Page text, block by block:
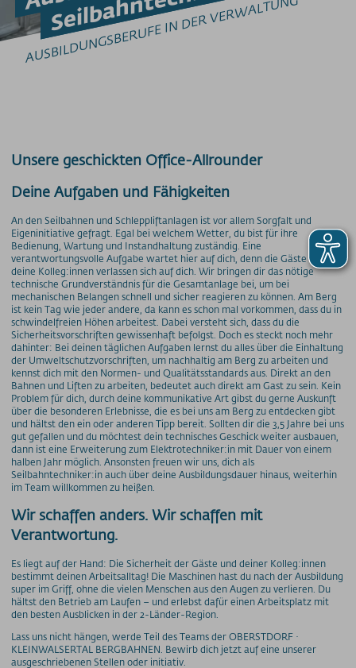
Bergbahn Unlimited
Downloads
Feedback
Videos
Wetter
WLAN
PREISINFORMATIONEN
Preise - Nebelhornbahn
Preise - Fellhorn/Kanzelwand
Preise - Söllereckbahn
Preise - Walmendingerhornbahn
Preise - Heuberg
Preise - Ifenbahn
Saisonkarte
Superschnee Jahres- & Saisonkarte
Saisonkarte Allgäu-Gletscher-Card
Jahreskarte Allgäu 365+
Gipfel(S)pass Mehrtageskarten
GUT-Ticket Mehrtageskarten
Parkplatzpreise
UNTERNEHMEN
MyMountainNature
Maßnahmen zur Qualitätsverbesserung
Ansprechpartner
AUSBILDUNGSBERUFE IN DER VERWALTUNG
Unsere geschickten Office-Allrounder
Deine Aufgaben und Fähigkeiten
An den Seilbahnen und Schleppliftanlagen ist vor allem Sorgfalt und
Eigeninitiative gefragt. Egal bei welchem Wetter, du bist für ihre
Bedienung, Wartung und Instandhaltung zuständig. Eine
verantwortungsvolle Aufgabe wartet hier auf dich, denn die Gäste und
deine Kolleg:innen verlassen sich auf dich. Wir bringen dir das nötige
technische Grundverständnis für die Gesamtanlage bei, um bei
mechanischen Belangen schnell und sicher reagieren zu können. Am Berg
ist kein Tag wie jeder andere, da kann es schon mal vorkommen, dass du in
schwindelfreien Höhen arbeitest. Dabei versteht sich, dass du die
Sicherheitsvorschriften gewissenhaft befolgst. Doch es steckt noch mehr
dahinter: Bei deinen täglichen Aufgaben lernst du alles über die Einhaltung
der Umweltschutzvorschriften, um nachhaltig am Berg zu arbeiten und
kennst dich mit den Normen- und Qualitätsstandards aus. Direkt an den
Bahnen und Liften zu arbeiten, bedeutet auch direkt am Gast zu sein. Kein
Problem für dich, durch deine kommunikative Art gibst du gerne Auskunft
über die besonderen Erlebnisse, die es bei uns am Berg zu entdecken gibt
und hältst den ein oder anderen Tipp bereit. Sollten dir die 3,5 Jahre bei uns
gut gefallen und du möchtest dein technisches Geschick weiter ausbauen,
dann ist eine Erweiterung zum Elektrotechniker:in mit Dauer von einem
halben Jahr möglich. Ansonsten freuen wir uns, dich als
Seilbahntechniker:in auch über deine Ausbildungsdauer hinaus, weiterhin
im Team willkommen zu heißen.
Wir schaffen anders. Wir schaffen mit
Verantwortung.
Es liegt auf der Hand: Die Sicherheit der Gäste und deiner Kolleg:innen
bestimmt deinen Arbeitsalltag! Die Maschinen hast du nach der Ausbildung
super im Griff, ohne die vielen Menschen aus den Augen zu verlieren. Du
hältst den Betrieb am Laufen – und erlebst dafür einen Arbeitsplatz mit
den besten Ausblicken in der 2-Länder-Region.
Lass uns nicht hängen, werde Teil des Teams der OBERSTDORF ·
KLEINWALSERTAL BERGBAHNEN. Bewirb dich jetzt auf eine unserer
ausgeschriebenen Stellen oder initiativ.